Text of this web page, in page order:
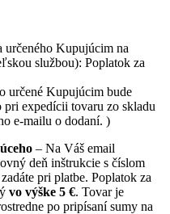
určeného Kupujúcim na
službou): Poplatok za
určené Kupujúcim bude
expedícii tovaru zo skladu
e-mailu o dodaní. )
– Na Váš email
deň inštrukcie s číslom
pri platbe. Poplatok za
vo výške 5 €. Tovar je
po pripísaní sumy na